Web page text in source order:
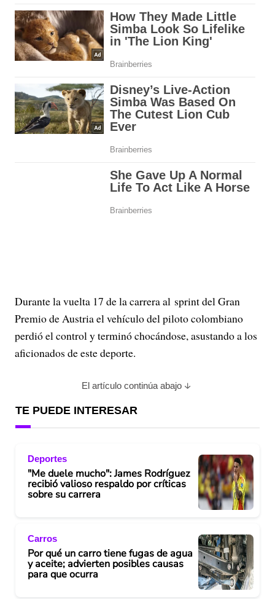
Durante la vuelta 17 de la carrera al sprint del Gran
Premio de Austria el vehículo del piloto colombiano
perdió el control y terminó chocándose, asustando a los
aficionados de este deporte.
El artículo continúa abajo
TE PUEDE INTERESAR
Deportes
"Me duele mucho": James Rodríguez
recibió valioso respaldo por críticas
sobre su carrera
Carros
Por qué un carro tiene fugas de agua
y aceite; advierten posibles causas
para que ocurra